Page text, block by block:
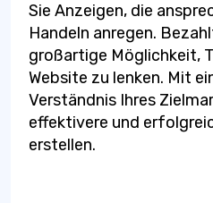
Sie Anzeigen, die
Handeln anregen.
großartige Möglichkeit,
Website zu lenken. Mit
Verständnis Ihres
effektivere und
erstellen.